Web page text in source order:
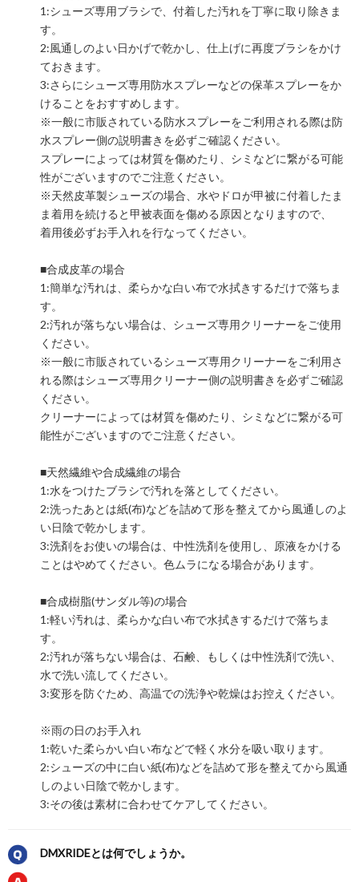
1:シューズ専用ブラシで、付着した汚れを丁寧に取り除きま
す。
2:風通しのよい日かげで乾かし、仕上げに再度ブラシをかけ
ておきます。
3:さらにシューズ専用防水スプレーなどの保革スプレーをか
けることをおすすめします。
※一般に市販されている防水スプレーをご利用される際は防
水スプレー側の説明書きを必ずご確認ください。
スプレーによっては材質を傷めたり、シミなどに繋がる可能
性がございますのでご注意ください。
※天然皮革製シューズの場合、水やドロが甲被に付着したま
ま着用を続けると甲被表面を傷める原因となりますので、
着用後必ずお手入れを行なってください。
■合成皮革の場合
1:簡単な汚れは、柔らかな白い布で水拭きするだけで落ちま
す。
2:汚れが落ちない場合は、シューズ専用クリーナーをご使用
ください。
※一般に市販されているシューズ専用クリーナーをご利用さ
れる際はシューズ専用クリーナー側の説明書きを必ずご確認
ください。
クリーナーによっては材質を傷めたり、シミなどに繋がる可
能性がございますのでご注意ください。
■天然繊維や合成繊維の場合
1:水をつけたブラシで汚れを落としてください。
2:洗ったあとは紙(布)などを詰めて形を整えてから風通しのよ
い日陰で乾かします。
3:洗剤をお使いの場合は、中性洗剤を使用し、原液をかける
ことはやめてください。色ムラになる場合があります。
■合成樹脂(サンダル等)の場合
1:軽い汚れは、柔らかな白い布で水拭きするだけで落ちま
す。
2:汚れが落ちない場合は、石鹸、もしくは中性洗剤で洗い、
水で洗い流してください。
3:変形を防ぐため、高温での洗浄や乾燥はお控えください。
※雨の日のお手入れ
1:乾いた柔らかい白い布などで軽く水分を吸い取ります。
2:シューズの中に白い紙(布)などを詰めて形を整えてから風通
しのよい日陰で乾かします。
3:その後は素材に合わせてケアしてください。
DMXRIDEとは何でしょうか。